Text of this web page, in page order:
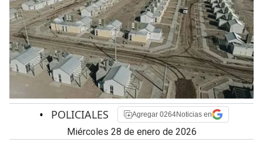
• POLICIALES Agregar 0264Noticias en
miércoles 28 de enero de 2026